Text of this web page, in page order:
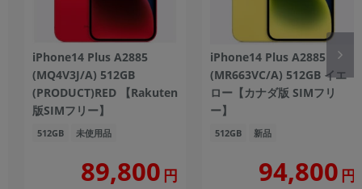
iPhone14 Plus A2885
(MQ4V3J/A) 512GB
(PRODUCT)RED 【Rakuten
版SIMフリー】
512GB 未使用品
89,800 円
iPhone14 Plus A2885
(MR663VC/A) 512GB イエ
ロー【カナダ版 SIMフリ
ー】
512GB 新品
94,800 円